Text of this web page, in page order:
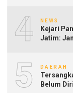
4
NEWS
Kejari
Jatim:
5 DAERAH
Belum